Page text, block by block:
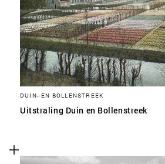
DUIN- EN BOLLENSTREEK
Uitstraling Duin en Bollenstreek